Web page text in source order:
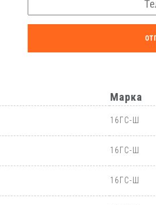
Марка
16ГС-Ш
16ГС-Ш
16ГС-Ш